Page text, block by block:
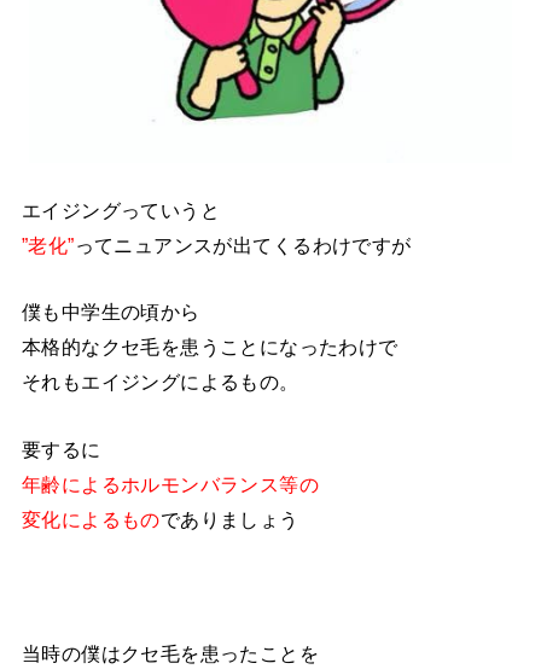
エイジングっていうと
”老化”ってニュアンスが出てくるわけですが
僕も中学生の頃から
本格的なクセ毛を患うことになったわけで
それもエイジングによるもの。
要するに
年齢によるホルモンバランス等の
変化によるものでありましょう
当時の僕はクセ毛を患ったことを